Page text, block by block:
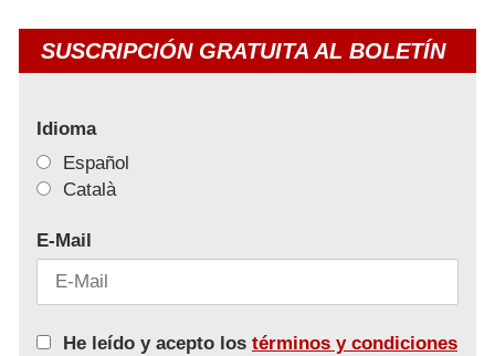
SUSCRIPCIÓN GRATUITA AL BOLETÍN
Idioma
Español
Català
E-Mail
He leído y acepto los términos y condiciones